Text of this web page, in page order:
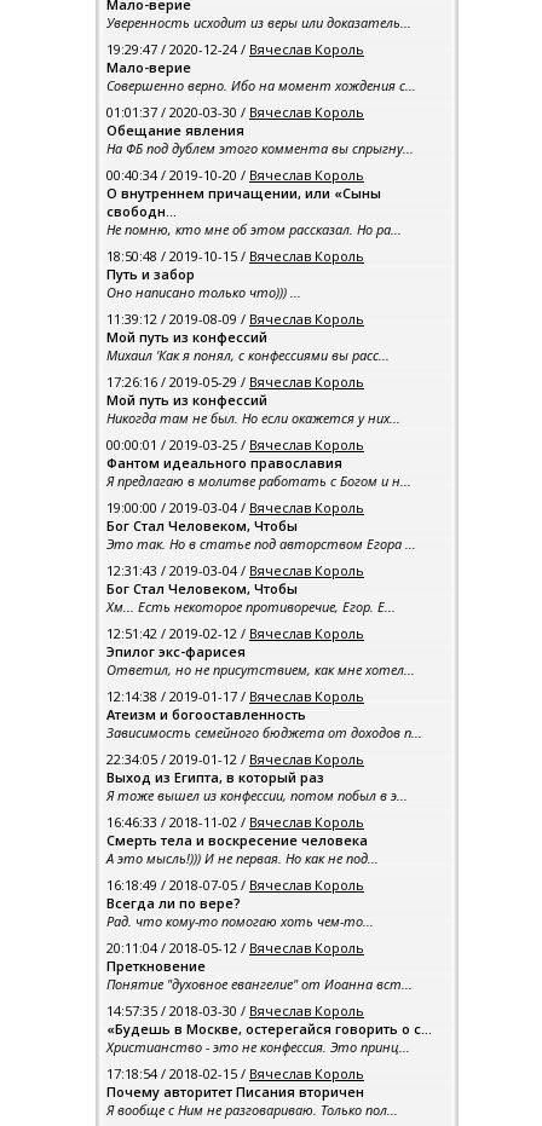
Мало-верие
Уверенность исходит из веры или доказатель...
19:29:47 / 2020-12-24 / Вячеслав Король
Мало-верие
Совершенно верно. Ибо на момент хождения с...
01:01:37 / 2020-03-30 / Вячеслав Король
Обещание явления
На ФБ под дублем этого коммента вы спрыгну...
00:40:34 / 2019-10-20 / Вячеслав Король
О внутреннем причащении, или «Сыны
свободн...
Не помню, кто мне об этом рассказал. Но ра...
18:50:48 / 2019-10-15 / Вячеслав Король
Путь и забор
Оно написано только что))) ...
11:39:12 / 2019-08-09 / Вячеслав Король
Мой путь из конфессий
Михаил 'Как я понял, с конфессиями вы расс...
17:26:16 / 2019-05-29 / Вячеслав Король
Мой путь из конфессий
Никогда там не был. Но если окажется у них...
00:00:01 / 2019-03-25 / Вячеслав Король
Фантом идеального православия
Я предлагаю в молитве работать с Богом и н...
19:00:00 / 2019-03-04 / Вячеслав Король
Бог Стал Человеком, Чтобы
Это так. Но в статье под авторством Егора ...
12:31:43 / 2019-03-04 / Вячеслав Король
Бог Стал Человеком, Чтобы
Хм... Есть некоторое противоречие, Егор. Е...
12:51:42 / 2019-02-12 / Вячеслав Король
Эпилог экс-фарисея
Ответил, но не присутствием, как мне хотел...
12:14:38 / 2019-01-17 / Вячеслав Король
Атеизм и богооставленность
Зависимость семейного бюджета от доходов п...
22:34:05 / 2019-01-12 / Вячеслав Король
Выход из Египта, в который раз
Я тоже вышел из конфессии, потом побыл в э...
16:46:33 / 2018-11-02 / Вячеслав Король
Смерть тела и воскресение человека
А это мысль!))) И не первая. Но как не под...
16:18:49 / 2018-07-05 / Вячеслав Король
Всегда ли по вере?
Рад. что кому-то помогаю хоть чем-то...
20:11:04 / 2018-05-12 / Вячеслав Король
Преткновение
Понятие "духовное евангелие" от Иоанна вст...
14:57:35 / 2018-03-30 / Вячеслав Король
«Будешь в Москве, остерегайся говорить о с...
Христианство - это не конфессия. Это принц...
17:18:54 / 2018-02-15 / Вячеслав Король
Почему авторитет Писания вторичен
Я вообще с Ним не разговариваю. Только пол...